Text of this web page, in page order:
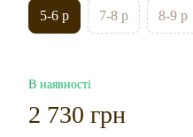
5-6 р 7-8 р 8-9 р
В наявності
2 730 грн